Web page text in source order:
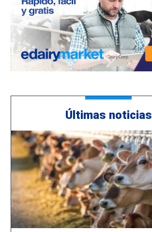
Últimas noticias